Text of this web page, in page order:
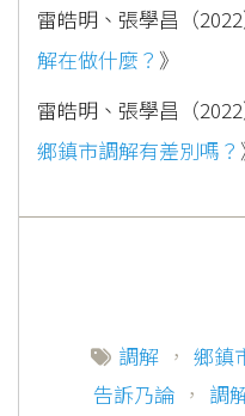
雷皓明、張學昌（
解在做什麼？ 》
雷皓明、張學昌（
鄉鎮市調解有差別嗎？
調解 ， 鄉鎮
告訴乃論 ， 調